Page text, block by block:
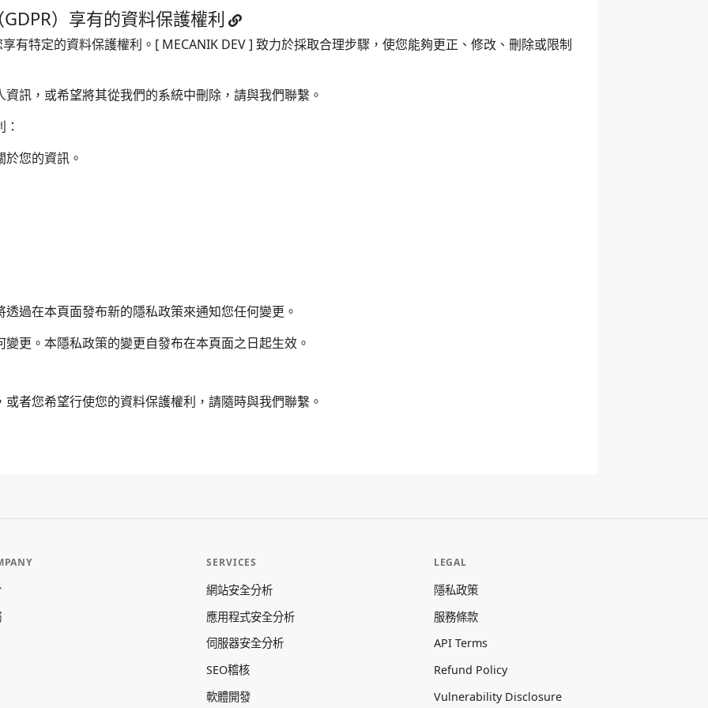
）享有的資料保護權利
有特定的資料保護權利。[ MECANIK DEV ] 致力於採取合理步驟，使您能夠更正、修改、刪除或限制
訊，或希望將其從我們的系統中刪除，請與我們聯繫。
您的資訊。
過在本頁面發布新的隱私政策來通知您任何變更。
更。本隱私政策的變更自發布在本頁面之日起生效。
者您希望行使您的資料保護權利，請隨時與我們聯繫。
SERVICES
網站安全分析
應用程式安全分析
伺服器安全分析
SEO稽核
軟體開發
LEGAL
隱私政策
服務條款
API Terms
Refund Policy
Vulnerability Disclosure